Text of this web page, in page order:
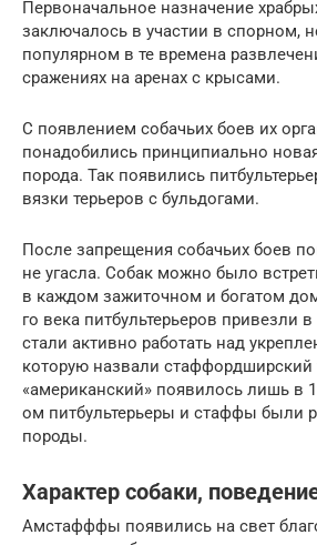
Первоначальное назначение
заключалось в участии в спорном,
популярном в те времена
сражениях на аренах с крысами.
С появлением собачьих боев их
понадобились принципиально
порода. Так появились
вязки терьеров с бульдогами.
После запрещения собачьих боев
не угасла. Собак можно было
в каждом зажиточном и богатом
го века питбультерьеров привезли
стали активно работать над
которую назвали стаффордширский
«американский» появилось лишь в
ом питбультерьеры и стаффы были
породы.
Характер собаки,
Амстафффы появились на свет